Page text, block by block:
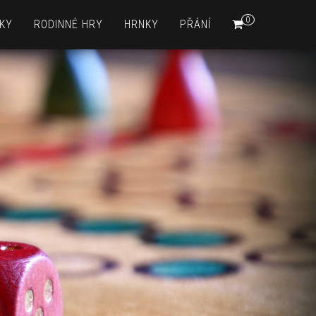
0
RODINNÉ HRY HRNKY PŘÁNÍ